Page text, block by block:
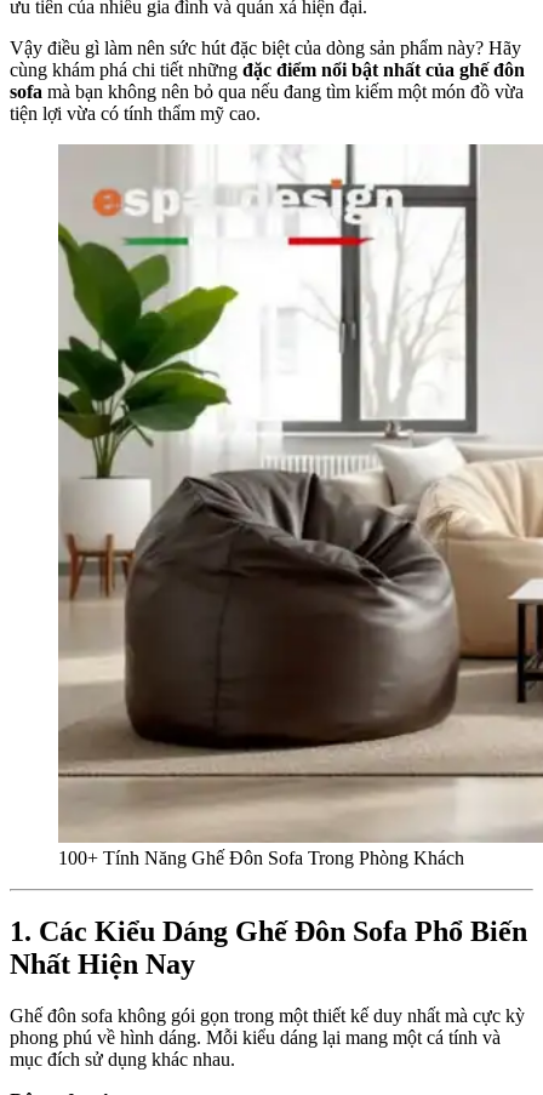
ưu tiên của nhiều gia đình và quán xá hiện đại.
Vậy điều gì làm nên sức hút đặc biệt của dòng sản phẩm này? Hãy
cùng khám phá chi tiết những đặc điểm nổi bật nhất của ghế đôn
sofa mà bạn không nên bỏ qua nếu đang tìm kiếm một món đồ vừa
tiện lợi vừa có tính thẩm mỹ cao.
100+ Tính Năng Ghế Đôn Sofa Trong Phòng Khách
1. Các Kiểu Dáng Ghế Đôn Sofa Phổ Biến
Nhất Hiện Nay
Ghế đôn sofa không gói gọn trong một thiết kế duy nhất mà cực kỳ
phong phú về hình dáng. Mỗi kiểu dáng lại mang một cá tính và
mục đích sử dụng khác nhau.